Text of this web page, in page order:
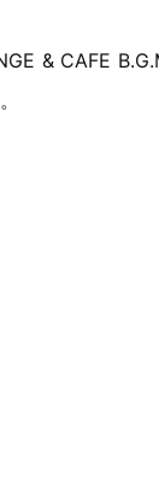
& CAFE